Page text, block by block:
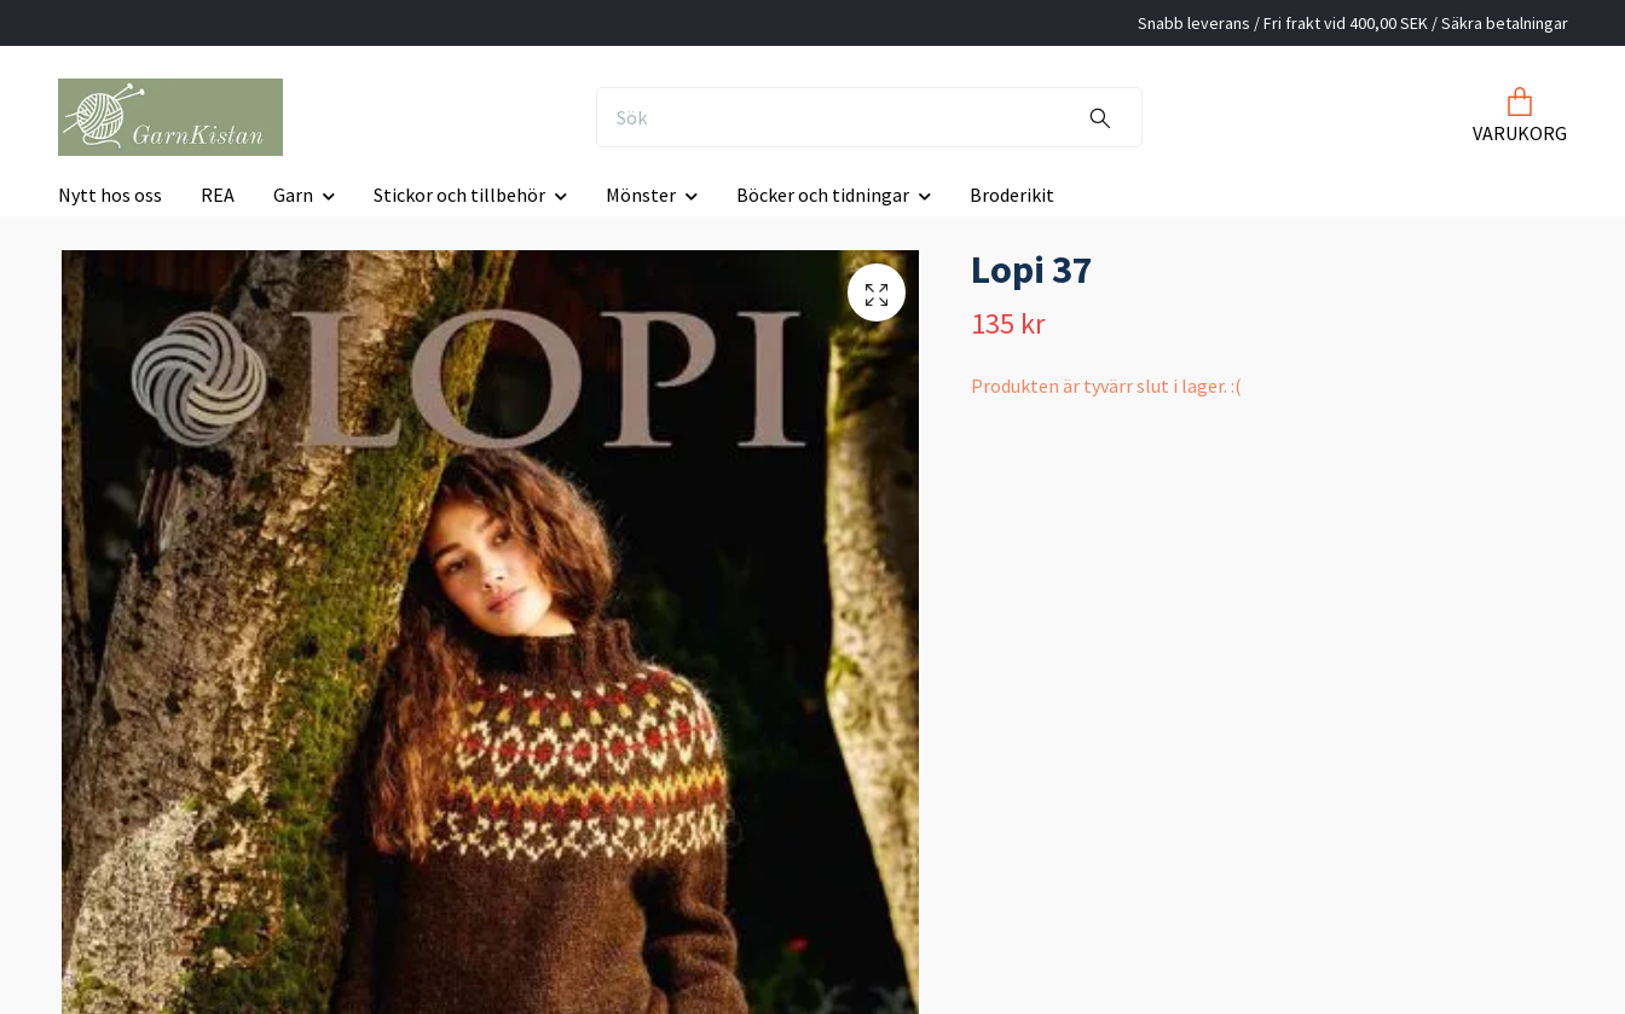
Snabb leverans / Fri frakt vid 400,00 SEK / Säkra betalningar
VARUKORG
Nytt hos oss REA Garn Stickor och tillbehör Mönster Böcker och tidningar Broderikit
Lopi 37
135 kr
Produkten är tyvärr slut i lager. :(